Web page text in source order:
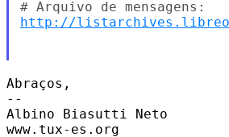
http://
Abraços,
--
Albino Biasutti Neto
www.tux-es.org